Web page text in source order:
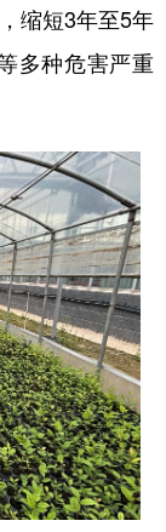
缩短3年至5年
多种危害严重